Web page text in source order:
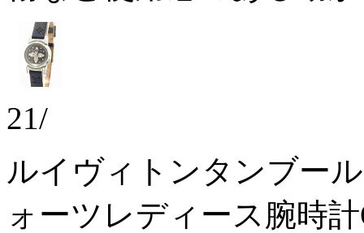
21/
ルイヴィトンタンブー
ォーツレディース腕時